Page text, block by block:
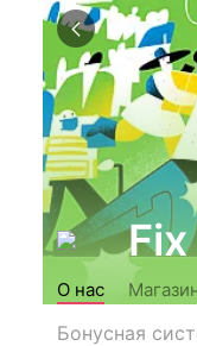
О нас
Бонусная